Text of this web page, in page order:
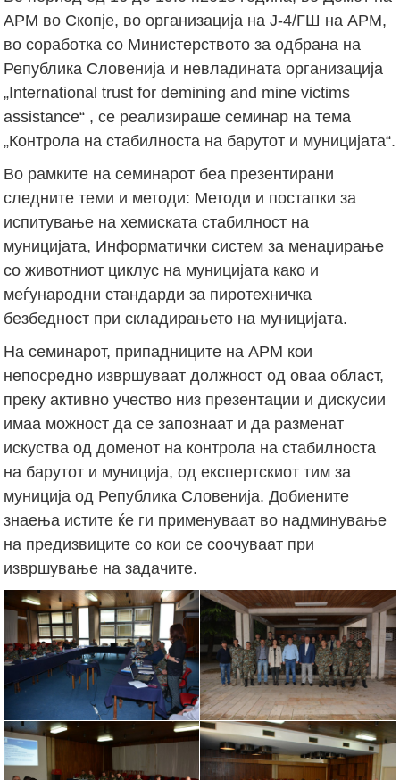
АРМ во Скопје, во организација на Ј-4/ГШ на АРМ,
во соработка со Министерството за одбрана на
Република Словенија и невладината организација
„International trust for demining and mine victims
assistance“ , се реализираше семинар на тема
„Контрола на стабилноста на барутот и муницијата“.
Во рамките на семинарот беа презентирани
следните теми и методи: Методи и постапки за
испитување на хемиската стабилност на
муницијата, Информатички систем за менаџирање
со животниот циклус на муницијата како и
меѓународни стандарди за пиротехничка
безбедност при складирањето на муницијата.
На семинарот, припадниците на АРМ кои
непосредно извршуваат должност од оваа област,
преку активно учество низ презентации и дискусии
имаа можност да се запознаат и да разменат
искуства од доменот на контрола на стабилноста
на барутот и муниција, од експертскиот тим за
муниција од Република Словенија. Добиените
знаења истите ќе ги применуваат во надминување
на предизвиците со кои се соочуваат при
извршување на задачите.